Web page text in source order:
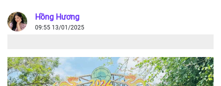
Hồng Hương
09:55 13/01/2025